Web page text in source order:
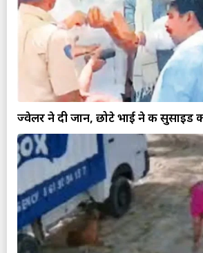
ज्वेलर ने दी जान, छोटे भाई ने की सुसाइड